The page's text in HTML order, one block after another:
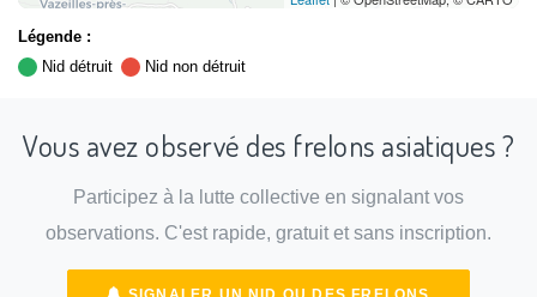
Légende :
Nid détruit
Nid non détruit
Vous avez observé des frelons asiatiques ?
Participez à la lutte collective en signalant vos
observations. C'est rapide, gratuit et sans inscription.